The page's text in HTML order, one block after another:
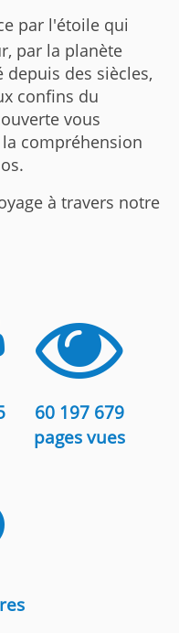
par l'étoile qui
par la planète
des siècles,
confins du
vous
compréhension
à travers notre
60 197 679
pages vues